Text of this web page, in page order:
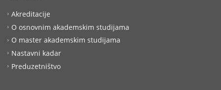
Akreditacije
O osnovnim akademskim studijama
O master akademskim studijama
Nastavni kadar
Preduzetništvo